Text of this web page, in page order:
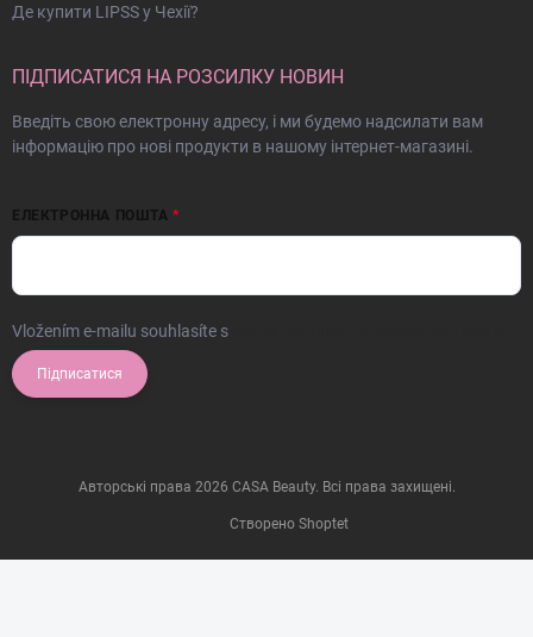
Де купити LIPSS у Чехії?
ПІДПИСАТИСЯ НА РОЗСИЛКУ НОВИН
Введіть свою електронну адресу, і ми будемо надсилати вам
інформацію про нові продукти в нашому інтернет-магазині.
ЕЛЕКТРОННА ПОШТА
Vložením e-mailu souhlasíte s
Підписатися
Створено Shoptet
Авторські права 2026 CASA Beauty. Всі права захищені.